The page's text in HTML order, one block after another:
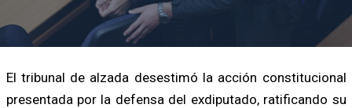
El tribunal de alzada desestimó la acción constitucional
presentada por la defensa del exdiputado, ratificando su